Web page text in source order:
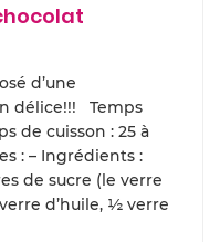
d’une
délice!!! Temps
de cuisson : 25 à
: – Ingrédients :
de sucre (le verre
d’huile, ½ verre